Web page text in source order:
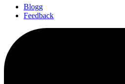
Blogg
Feedback